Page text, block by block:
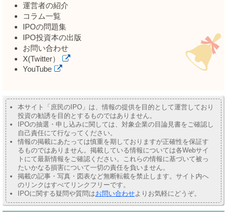
運営者の紹介
コラム一覧
IPOの問題集
IPO投資本の出版
お問い合わせ
X(Twitter）
YouTube
本サイト「庶民のIPO」は、情報の提供を目的として運営しており
投資の勧誘を目的とするものではありません。
IPOの抽選・申し込みに関しては、対象企業の目論見書をご確認し
自己責任にて行なってください。
情報の掲載にあたっては慎重を期しておりますが正確性を保証す
るものではありません。掲載している情報については各Webサイ
トにて最新情報をご確認ください。これらの情報に基づいて被っ
たいかなる損害について一切の責任を負いません。
掲載の記事・写真・図表など無断転載を禁止します。サイト内へ
のリンクはすべてリンクフリーです。
IPOに関する疑問や質問はお問い合わせよりお気軽にどうぞ。